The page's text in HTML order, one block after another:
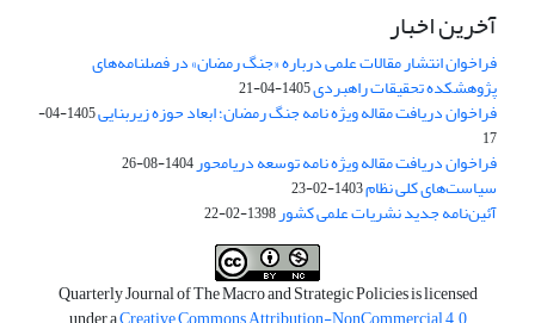
آخرین اخبار
فراخوان انتشار مقالات علمی درباره «جنگ رمضان» در فصلنامه‌های
پژوهشکده تحقیقات راهبردی1405-04-21
فراخوان دریافت مقاله ویژه نامه جنگ رمضان؛ ابعاد حوزه زیربنایی
1405-04-
17
فراخوان دریافت مقاله ویژه نامه توسعه دریامحور1404-08-26
سیاست‌های کلی نظام1403-02-23
آئین‌نامه جدید نشریات علمی کشور1398-02-22
Quarterly Journal of The Macro and Strategic Policies is licensed